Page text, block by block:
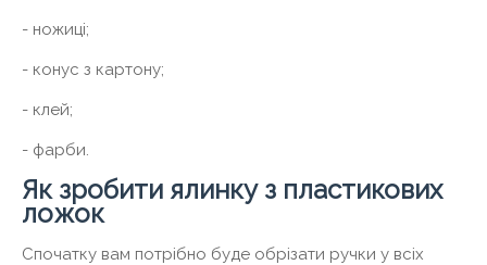
- ножиці;
- конус з картону;
- клей;
- фарби.
Як зробити ялинку з пластикових
ложок
Спочатку вам потрібно буде обрізати ручки у всіх